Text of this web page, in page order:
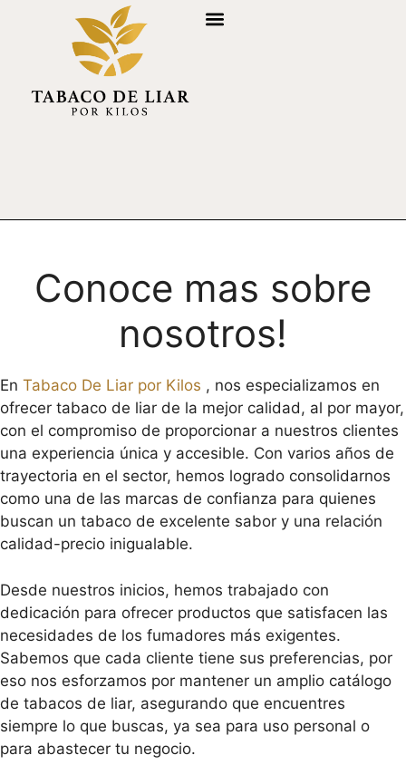
Conoce mas sobre
nosotros!
En Tabaco De Liar por Kilos , nos especializamos en
ofrecer tabaco de liar de la mejor calidad, al por mayor,
con el compromiso de proporcionar a nuestros clientes
una experiencia única y accesible. Con varios años de
trayectoria en el sector, hemos logrado consolidarnos
como una de las marcas de confianza para quienes
buscan un tabaco de excelente sabor y una relación
calidad-precio inigualable.
Desde nuestros inicios, hemos trabajado con
dedicación para ofrecer productos que satisfacen las
necesidades de los fumadores más exigentes.
Sabemos que cada cliente tiene sus preferencias, por
eso nos esforzamos por mantener un amplio catálogo
de tabacos de liar, asegurando que encuentres
siempre lo que buscas, ya sea para uso personal o
para abastecer tu negocio.